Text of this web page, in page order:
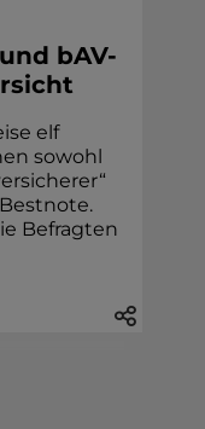
bAV-
elf
sowohl
Befragten